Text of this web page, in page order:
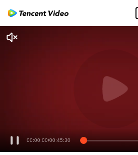
00:00:00/00:45:30